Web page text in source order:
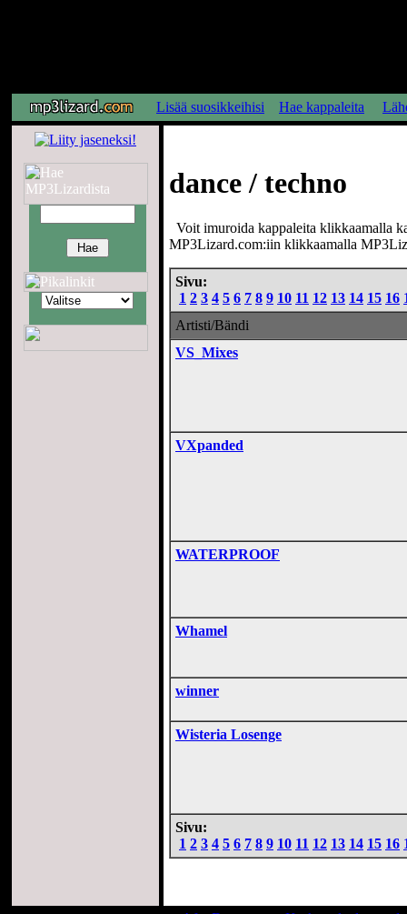
Lisää suosikkeihisi Hae kappaleita
dance / techno
Voit imuroida kappaleita klikkaamalla
MP3Lizard.com:iin klikkaamalla
Sivu:
1 2 3 4 5 6 7 8 9 10 11 12 13 14 15 16
Artisti/Bändi
VS_Mixes
VXpanded
WATERPROOF
Whamel
winner
Wisteria Losenge
Sivu:
1 2 3 4 5 6 7 8 9 10 11 12 13 14 15 16